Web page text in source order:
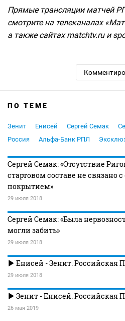
Прямые трансляции матчей
смотрите на телеканалах
а также сайтах matchtv.ru и
ПО ТЕМЕ
Зенит Енисей Сергей Семак
Россия
Альфа-Банк РПЛ
Сергей Семак: «Отсутствие
стартовом составе не связано
покрытием»
29 июля 2018
Сергей Семак: «Была
могли забить»
29 июля 2018
Енисей - Зенит. Российская
29 июля 2018
Зенит - Енисей. Российская
26 мая 2019